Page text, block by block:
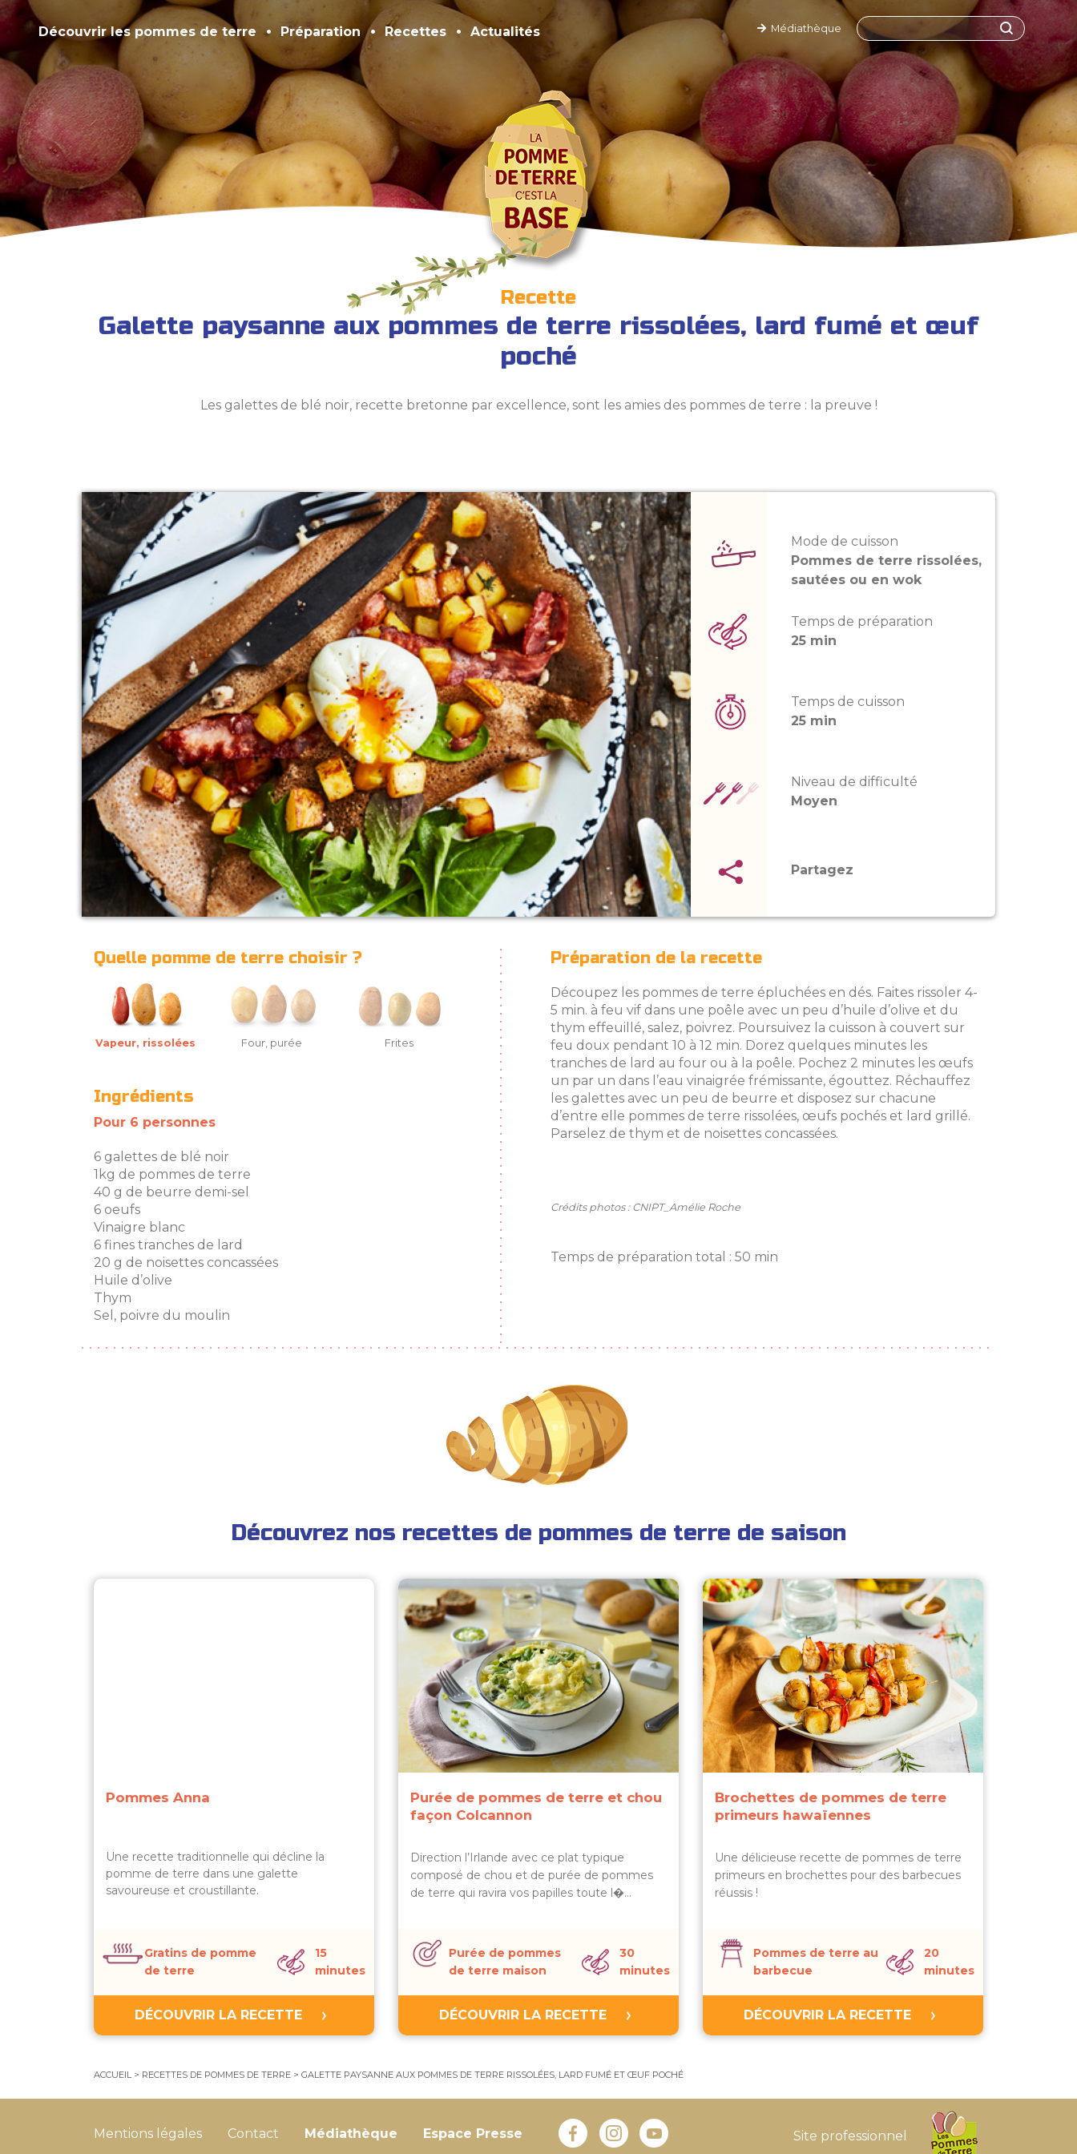
Découvrir les pommes de terre Préparation Recettes Actualités Médiathèque
Recette
Galette paysanne aux pommes de terre rissolées, lard fumé et œuf
poché
Les galettes de blé noir, recette bretonne par excellence, sont les amies des pommes de terre : la preuve !
Mode de cuisson
Pommes de terre rissolées,
sautées ou en wok
Temps de préparation
25 min
Temps de cuisson
25 min
Niveau de difficulté
Moyen
Partagez
Quelle pomme de terre choisir ?
Vapeur, rissolées Four, purée Frites
Ingrédients
Pour 6 personnes
6 galettes de blé noir
1kg de pommes de terre
40 g de beurre demi-sel
6 oeufs
Vinaigre blanc
6 fines tranches de lard
20 g de noisettes concassées
Huile d’olive
Thym
Sel, poivre du moulin
Préparation de la recette
Découpez les pommes de terre épluchées en dés. Faites rissoler 4-
5 min. à feu vif dans une poêle avec un peu d’huile d’olive et du
thym effeuillé, salez, poivrez. Poursuivez la cuisson à couvert sur
feu doux pendant 10 à 12 min. Dorez quelques minutes les
tranches de lard au four ou à la poêle. Pochez 2 minutes les œufs
un par un dans l’eau vinaigrée frémissante, égouttez. Réchauffez
les galettes avec un peu de beurre et disposez sur chacune
d’entre elle pommes de terre rissolées, œufs pochés et lard grillé.
Parselez de thym et de noisettes concassées.
Crédits photos : CNIPT_Amélie Roche
Temps de préparation total : 50 min
Découvrez nos recettes de pommes de terre de saison
Pommes Anna
Une recette traditionnelle qui décline la
pomme de terre dans une galette
savoureuse et croustillante.
Gratins de pomme
de terre
15
minutes
DÉCOUVRIR LA RECETTE
Purée de pommes de terre et chou
façon Colcannon
Direction l’Irlande avec ce plat typique
composé de chou et de purée de pommes
de terre qui ravira vos papilles toute l�…
Purée de pommes
de terre maison
30
minutes
DÉCOUVRIR LA RECETTE
Brochettes de pommes de terre
primeurs hawaïennes
Une délicieuse recette de pommes de terre
primeurs en brochettes pour des barbecues
réussis !
Pommes de terre au
barbecue
20
minutes
DÉCOUVRIR LA RECETTE
ACCUEIL> RECETTES DE POMMES DE TERRE > GALETTE PAYSANNE AUX POMMES DE TERRE RISSOLÉES, LARD FUMÉ ET ŒUF POCHÉ
Mentions légales Contact Médiathèque Espace Presse Site professionnel